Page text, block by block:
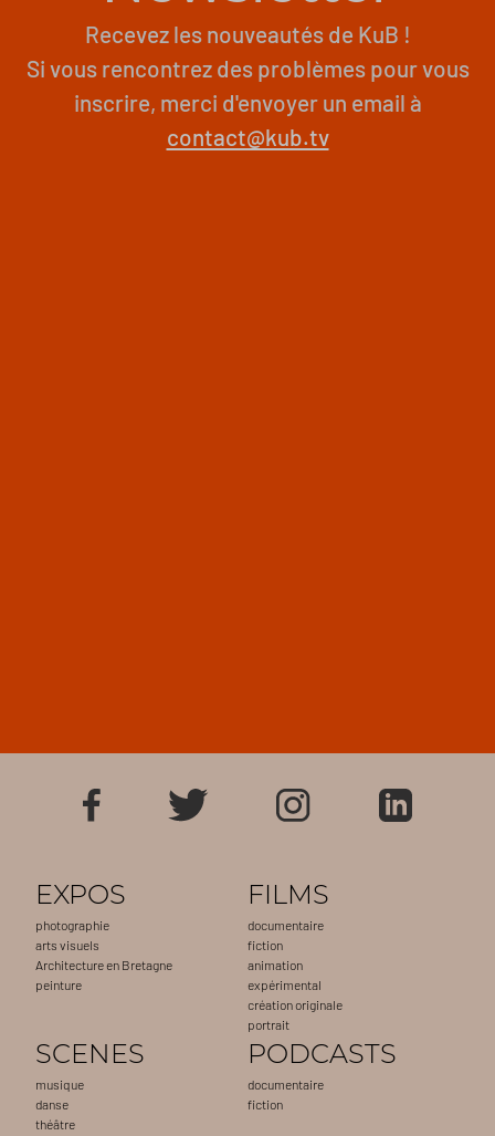
Recevez les nouveautés de KuB !
Si vous rencontrez des problèmes pour vous
inscrire, merci d'envoyer un email à
contact@kub.tv
EXPOS
photographie
arts visuels
Architecture en Bretagne
peinture
FILMS
documentaire
fiction
animation
expérimental
création originale
portrait
SCENES
musique
danse
théâtre
PODCASTS
documentaire
fiction